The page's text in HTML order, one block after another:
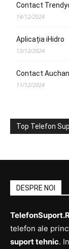
Contact
14/12/2024
Aplicația iHidro
13/12/2024
Contact Auchan
11/12/2024
Top Telefon
DESPRE NOI
telefon ale
suport tehnic.